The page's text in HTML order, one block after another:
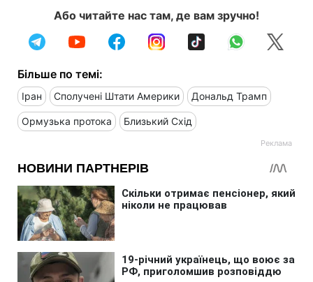
Або читайте нас там, де вам зручно!
Більше по темі:
Іран Сполучені Штати Америки Дональд Трамп
Ормузька протока Близький Схід